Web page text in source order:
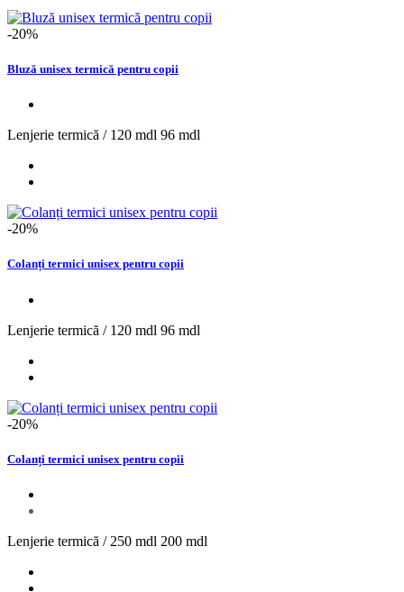
-20%
Bluză unisex termică pentru copii
Lenjerie termică / 120 mdl 96 mdl
-20%
Colanți termici unisex pentru copii
Lenjerie termică / 120 mdl 96 mdl
-20%
Colanți termici unisex pentru copii
Lenjerie termică / 250 mdl 200 mdl